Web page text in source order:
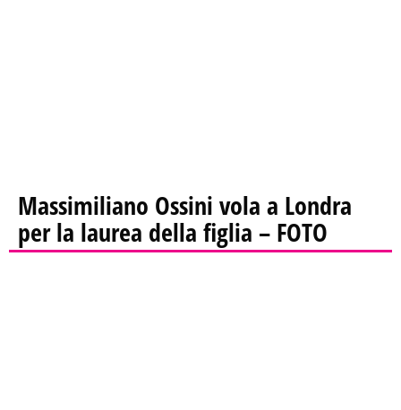
Massimiliano Ossini vola a Londra
per la laurea della figlia – FOTO